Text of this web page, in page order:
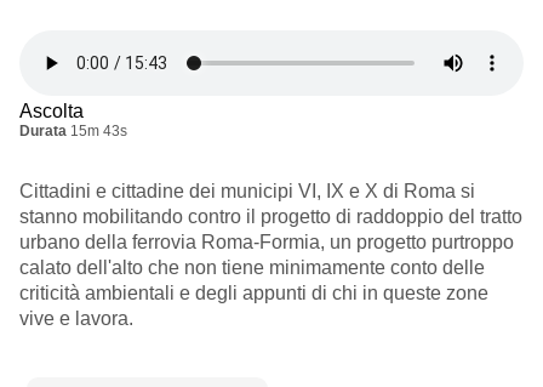
Ascolta
Durata 15m 43s
Cittadini e cittadine dei municipi VI, IX e X di Roma si
stanno mobilitando contro il progetto di raddoppio del tratto
urbano della ferrovia Roma-Formia, un progetto purtroppo
calato dell'alto che non tiene minimamente conto delle
criticità ambientali e degli appunti di chi in queste zone
vive e lavora.